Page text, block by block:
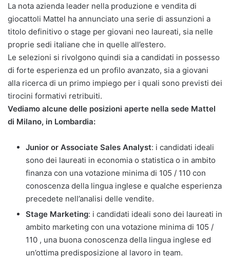
La nota azienda leader nella produzione e vendita di
giocattoli Mattel ha annunciato una serie di assunzioni a
titolo definitivo o stage per giovani neo laureati, sia nelle
proprie sedi italiane che in quelle all’estero.
Le selezioni si rivolgono quindi sia a candidati in possesso
di forte esperienza ed un profilo avanzato, sia a giovani
alla ricerca di un primo impiego per i quali sono previsti dei
tirocini formativi retribuiti.
Vediamo alcune delle posizioni aperte nella sede Mattel
di Milano, in Lombardia:
Junior or Associate Sales Analyst: i candidati ideali
sono dei laureati in economia o statistica o in ambito
finanza con una votazione minima di 105 / 110 con
conoscenza della lingua inglese e qualche esperienza
precedete nell’analisi delle vendite.
Stage Marketing: i candidati ideali sono dei laureati in
ambito marketing con una votazione minima di 105 /
110 , una buona conoscenza della lingua inglese ed
un’ottima predisposizione al lavoro in team.